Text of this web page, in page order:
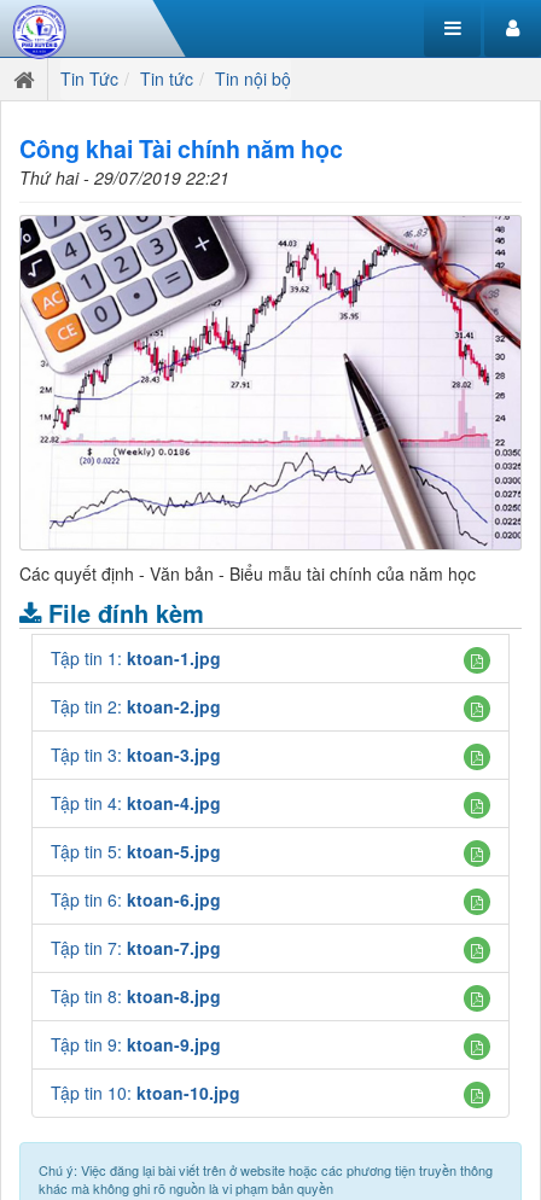
Tin Tức Tin tức Tin nội bộ
Công khai Tài chính năm học
Thứ hai - 29/07/2019 22:21
Các quyết định - Văn bản - Biểu mẫu tài chính của năm học
File đính kèm
Tập tin 1: ktoan-1.jpg
Tập tin 2: ktoan-2.jpg
Tập tin 3: ktoan-3.jpg
Tập tin 4: ktoan-4.jpg
Tập tin 5: ktoan-5.jpg
Tập tin 6: ktoan-6.jpg
Tập tin 7: ktoan-7.jpg
Tập tin 8: ktoan-8.jpg
Tập tin 9: ktoan-9.jpg
Tập tin 10: ktoan-10.jpg
Chú ý: Việc đăng lại bài viết trên ở website hoặc các phương tiện truyền thông
khác mà không ghi rõ nguồn là vi phạm bản quyền